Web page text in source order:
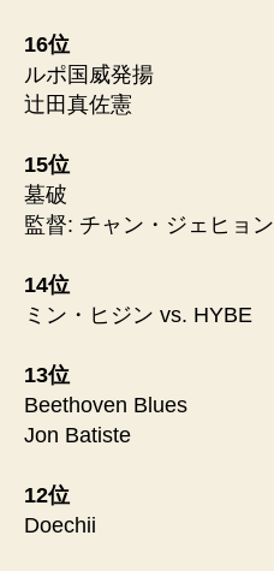
16位
ルポ国威発揚
辻田真佐憲
15位
墓破
監督: チャン・ジェヒョン
14位
ミン・ヒジン vs. HYBE
13位
Beethoven Blues
Jon Batiste
12位
Doechii